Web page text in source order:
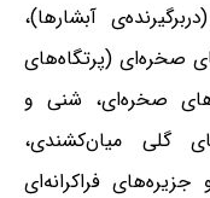
آبشارها)،
صخره‌ای (پرتگاه‌های
صخره‌ای، شنی و
گلی میان‌کشندی،
فراکرانه‌ای